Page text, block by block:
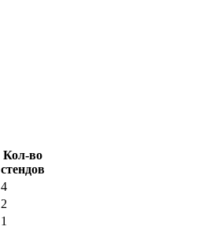
Кол-во
стендов
4
2
1